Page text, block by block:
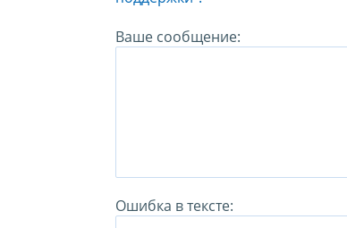
Ваше сообщение:
Ошибка в тексте: